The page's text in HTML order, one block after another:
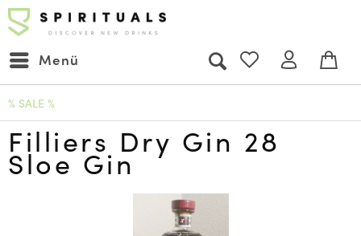
Menü
% SALE %
Filliers Dry Gin 28
Sloe Gin